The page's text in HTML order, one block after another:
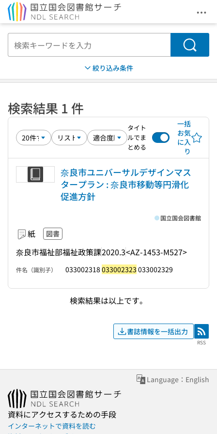
メ
検索
絞り込み条件
検索結果 1 件
タイト
ルでま
とめる
一括
お気
に入
り
奈良市ユニバーサルデザインマス
タープラン : 奈良市移動等円滑化
促進方針
紙 図書
奈良市福祉部福祉政策課2020.3<AZ-1453-M527>
国立国会図書館
件名（識別子） 033002318 033002323 033002329
検索結果は以上です。
書誌情報を一括出力 RSS
RSS
Language：English
資料にアクセスするための手段
インターネットで資料を読む